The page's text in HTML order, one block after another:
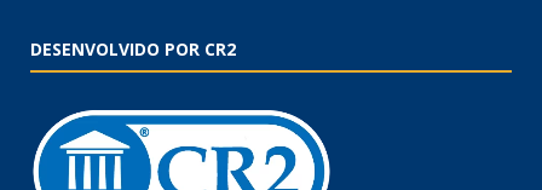
DESENVOLVIDO POR CR2